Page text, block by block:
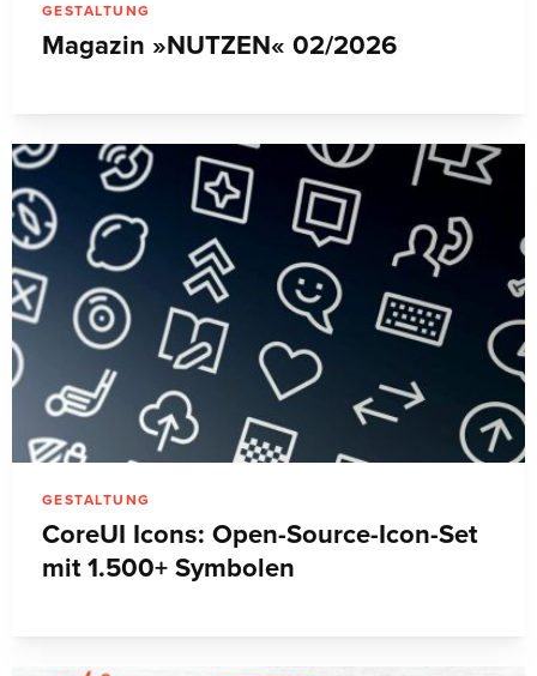
GESTALTUNG
Magazin »NUTZEN« 02/2026
GESTALTUNG
CoreUI Icons: Open-Source-Icon-Set
mit 1.500+ Symbolen